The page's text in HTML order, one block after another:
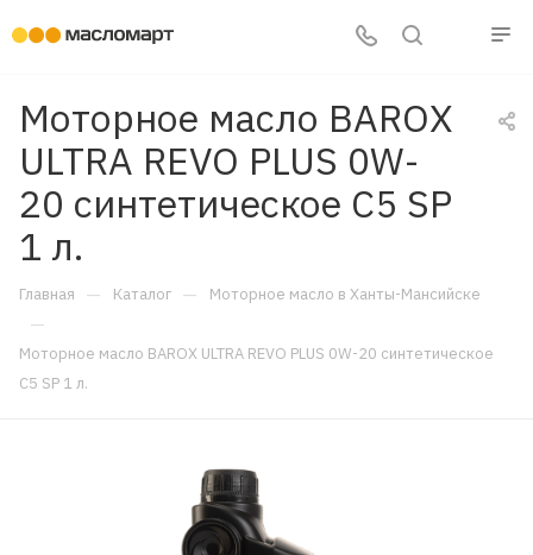
Моторное масло BAROX
ULTRA REVO PLUS 0W-
20 синтетическое C5 SP
1 л.
Главная — Каталог — Моторное масло в Ханты-Мансийске
—
Моторное масло BAROX ULTRA REVO PLUS 0W-20 синтетическое
C5 SP 1 л.